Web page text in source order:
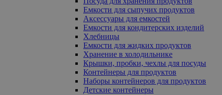
Емкости для сыпучих продуктов
Аксессуары для емкостей
Емкости для кондитерских изделий
Хлебницы
Емкости для жидких продуктов
Хранение в холодильнике
Крышки, пробки, чехлы для посуды
Контейнеры для продуктов
Наборы контейнеров для продуктов
Детские контейнеры